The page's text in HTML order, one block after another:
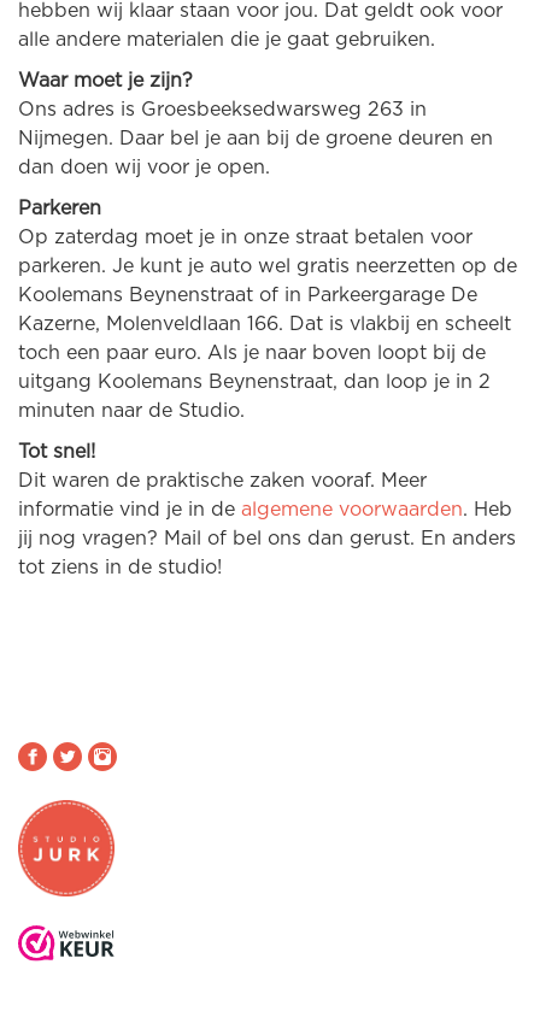
hebben wij klaar staan voor jou. Dat geldt ook voor
alle andere materialen die je gaat gebruiken.
Waar moet je zijn?
Ons adres is Groesbeeksedwarsweg 263 in
Nijmegen. Daar bel je aan bij de groene deuren en
dan doen wij voor je open.
Parkeren
Op zaterdag moet je in onze straat betalen voor
parkeren. Je kunt je auto wel gratis neerzetten op de
Koolemans Beynenstraat of in Parkeergarage De
Kazerne, Molenveldlaan 166. Dat is vlakbij en scheelt
toch een paar euro. Als je naar boven loopt bij de
uitgang Koolemans Beynenstraat, dan loop je in 2
minuten naar de Studio.
Tot snel!
Dit waren de praktische zaken vooraf. Meer
informatie vind je in de algemene voorwaarden. Heb
jij nog vragen? Mail of bel ons dan gerust. En anders
tot ziens in de studio!